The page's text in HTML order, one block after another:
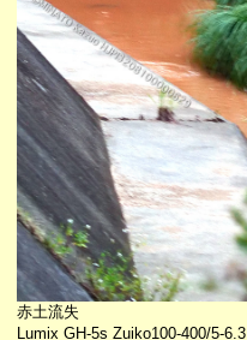
赤土流失
Lumix GH-5s Zuiko100-400/5-6.3